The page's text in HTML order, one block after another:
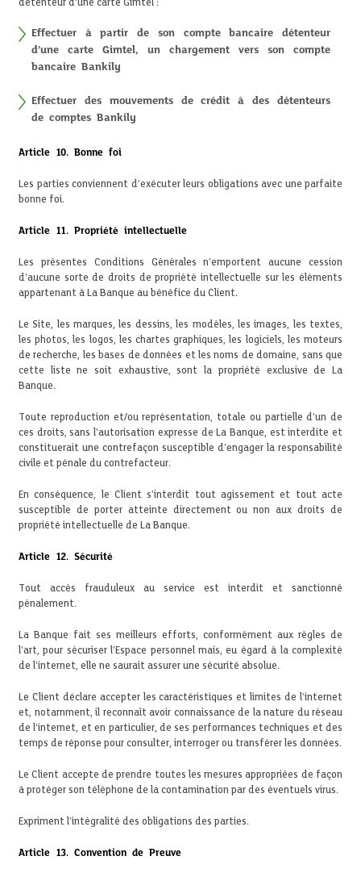
détenteur d’une carte Gimtel :
Effectuer à partir de son compte bancaire détenteur
d’une carte Gimtel, un chargement vers son compte
bancaire Bankily
Effectuer des mouvements de crédit à des détenteurs
de comptes Bankily
Article 10. Bonne foi
Les parties conviennent d'exécuter leurs obligations avec une parfaite
bonne foi.
Article 11. Propriété intellectuelle
Les présentes Conditions Générales n'emportent aucune cession
d'aucune sorte de droits de propriété intellectuelle sur les éléments
appartenant à La Banque au bénéfice du Client.
Le Site, les marques, les dessins, les modèles, les images, les textes,
les photos, les logos, les chartes graphiques, les logiciels, les moteurs
de recherche, les bases de données et les noms de domaine, sans que
cette liste ne soit exhaustive, sont la propriété exclusive de La
Banque.
Toute reproduction et/ou représentation, totale ou partielle d'un de
ces droits, sans l'autorisation expresse de La Banque, est interdite et
constituerait une contrefaçon susceptible d'engager la responsabilité
civile et pénale du contrefacteur.
En conséquence, le Client s'interdit tout agissement et tout acte
susceptible de porter atteinte directement ou non aux droits de
propriété intellectuelle de La Banque.
Article 12. Sécurité
Tout accès frauduleux au service est interdit et sanctionné
pénalement.
La Banque fait ses meilleurs efforts, conformément aux règles de
l'art, pour sécuriser l'Espace personnel mais, eu égard à la complexité
de l'internet, elle ne saurait assurer une sécurité absolue.
Le Client déclare accepter les caractéristiques et limites de l'internet
et, notamment, il reconnaît avoir connaissance de la nature du réseau
de l'internet, et en particulier, de ses performances techniques et des
temps de réponse pour consulter, interroger ou transférer les données.
Le Client accepte de prendre toutes les mesures appropriées de façon
à protéger son téléphone de la contamination par des éventuels virus.
Expriment l'intégralité des obligations des parties.
Article 13. Convention de Preuve